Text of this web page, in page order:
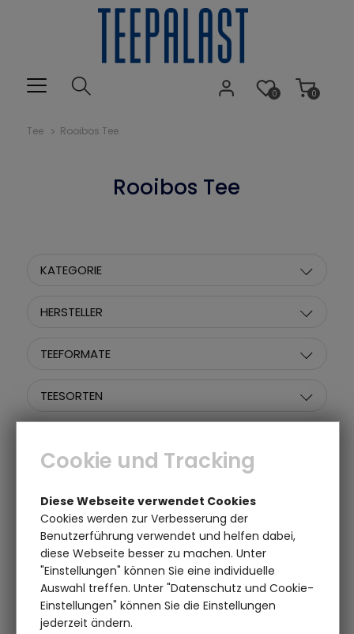
0
0
Tee Rooibos Tee
Rooibos Tee
KATEGORIE
HERSTELLER
TEEFORMATE
TEESORTEN
BESONDERHEITEN
PREIS
Cookie und Tracking
Diese Webseite verwendet Cookies
Cookies werden zur Verbesserung der
Benutzerführung verwendet und helfen dabei,
diese Webseite besser zu machen. Unter
"Einstellungen" können Sie eine individuelle
Auswahl treffen. Unter "Datenschutz und Cookie-
Einstellungen" können Sie die Einstellungen
jederzeit ändern.